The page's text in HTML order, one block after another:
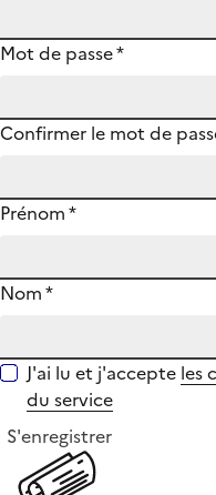
Mot de passe*
Confirmer le mot de
Prénom*
Nom*
J'ai lu et j'accepte les
du service
S'enregistrer